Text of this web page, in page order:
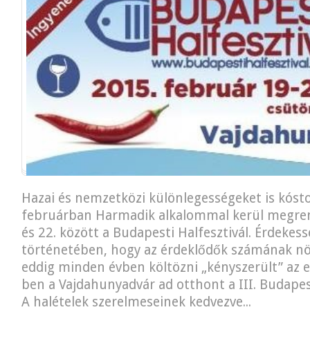
Hazai és nemzetközi különlegességeket is
februárban Harmadik alkalommal kerül
és 22. között a Budapesti Halfesztivál.
történetében, hogy az érdeklődők számának
eddig minden évben költözni „kényszerült” az
ben a Vajdahunyadvár ad otthont a III.
A halételek szerelmeseinek kedvezve...